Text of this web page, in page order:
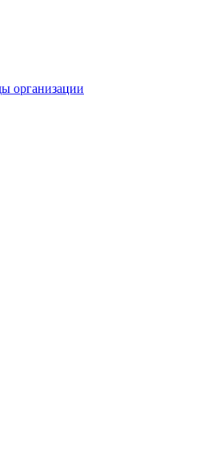
организации